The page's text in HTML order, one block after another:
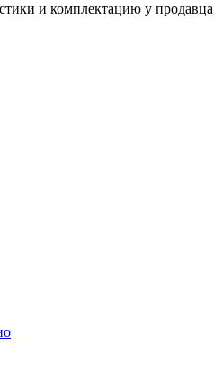
и комплектацию у продавца